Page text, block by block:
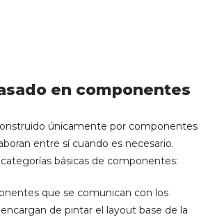
en componentes
únicamente por componentes
entre sí cuando es necesario.
básicas de componentes:
que se comunican con los
de pintar el layout base de la